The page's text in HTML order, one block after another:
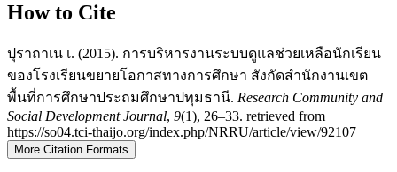
How to Cite
ปุราถาเน เ. (2015). การบริหารงานระบบดูแลช่วยเหลือนักเรียน
ของโรงเรียนขยายโอกาสทางการศึกษา สังกัดสำนักงานเขต
พื้นที่การศึกษาประถมศึกษาปทุมธานี. Research Community and
Social Development Journal, 9(1), 26–33. retrieved from
https://so04.tci-thaijo.org/index.php/NRRU/article/view/92107
More Citation Formats